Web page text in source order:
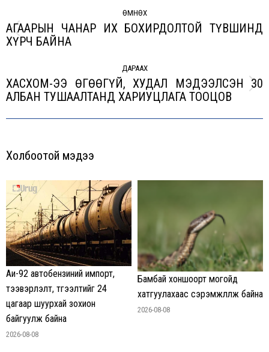
ӨМНӨХ
Previous
АГААРЫН ЧАНАР ИХ БОХИРДОЛТОЙ ТҮВШИНД
ХҮРЧ БАЙНА
ДАРААХ
Next
ХАСХОМ-ЭЭ ӨГӨӨГҮЙ, ХУДАЛ МЭДЭЭЛСЭН 30
АЛБАН ТУШААЛТАНД ХАРИУЦЛАГА ТООЦОВ
Холбоотой мэдээ
Аи-92 автобензиний импорт,
тээвэрлэлт, түгээлтийг 24
цагаар шуурхай зохион
байгуулж байна
2026-08-08
Бамбай хоншоорт могойд
хатгуулахаас сэрэмжлүүлж байна
2026-08-08